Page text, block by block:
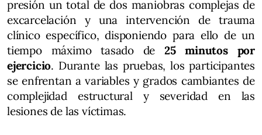
presión un total de dos maniobras complejas de
excarcelación y una intervención de trauma
clínico específico, disponiendo para ello de un
tiempo máximo tasado de 25 minutos por
ejercicio. Durante las pruebas, los participantes
se enfrentan a variables y grados cambiantes de
complejidad estructural y severidad en las
lesiones de las víctimas.